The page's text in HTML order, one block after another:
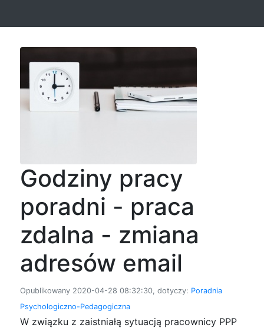
Godziny pracy
poradni - praca
zdalna - zmiana
adresów email
Opublikowany 2020-04-28 08:32:30, dotyczy: Poradnia
Psychologiczno-Pedagogiczna
W związku z zaistniałą sytuacją pracownicy PPP